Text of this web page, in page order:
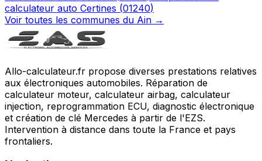
calculateur auto Certines (01240)
Voir toutes les communes du Ain →
Allo-calculateur.fr propose diverses prestations relatives
aux électroniques automobiles. Réparation de
calculateur moteur, calculateur airbag, calculateur
injection, reprogrammation ECU, diagnostic électronique
et création de clé Mercedes à partir de l'EZS.
Intervention à distance dans toute la France et pays
frontaliers.